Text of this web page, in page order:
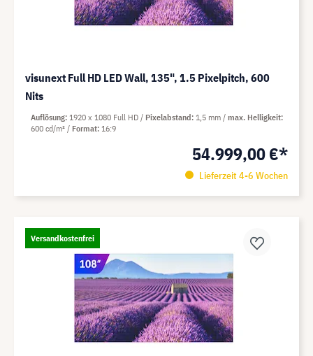
visunext Full HD LED Wall, 135", 1.5 Pixelpitch, 600
Nits
54.999,00 €*
Lieferzeit 4-6 Wochen
Auflösung 1920 x 1080 Full HD Pixelabstand 1,5 mm
max. Helligkeit
600 cd/m²
Format 16:9
Versandkostenfrei